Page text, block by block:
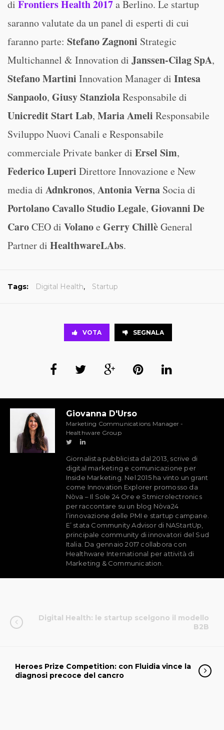
di Frontiers Health 2017a Berlino. Le startup
saranno valutate da un panel di esperti di cui
faranno parte: Stefano Zagnoni Strategic
Multichannel & Innovation di Janssen-Cilag SpA,
Stefano Martini Innovation Manager di Intesa
Sanpaolo, Giusy StanziolaResponsabile di
Unicredit Start Lab, Maria Ameli Responsabile
Sviluppo Nuovi Canali e Responsabile
commerciale Private banker di Ersel Sim,
Federico Luperi Direttore Innovazione e New
media di Adnkronos, Antonia Verna Socia di
Portolano Cavallo Studio Legale, Giovanni De
CaroCEO di Volanoe Gerry ChillèGeneral
Partner di HealthwareLAbs.
Tags: Digital Health, Startup
VOTA SEGNALA
Giovanna D'Urso
Marketing Communications Manager -
Healthware Group
Giornalista pubblicista dal 2013, scrive di
digital marketing e comunicazione per
Inside Marketing. Nel 2015 ha vinto un grant
come Innovation Explorer promosso da
Nòva – Il Sole 24 Ore e Stmicrolectronics
per raccontare su un blog Nòva24
l’innovazione delle PMI e startup campane.
E’ stata Community Advisor di NAStartUp,
principale community di innovatori del Sud
Italia. Da gennaio 2017 collabora con
Healthware International per attività di
Marketing & Communication.
Digital Health: le startup scelgono il modello
B2B
Heroes Prize Competition: con Fluidia vince la
diagnosi precoce del cancro